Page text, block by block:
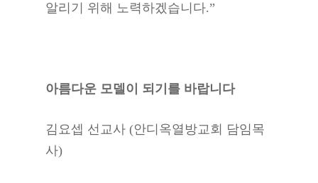
알리기 위해 노력하겠습니다.”
아름다운 모델이 되기를 바랍니다
김요셉 선교사 (안디옥열방교회 담임목
사)